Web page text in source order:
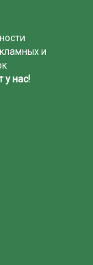
и
у нас!